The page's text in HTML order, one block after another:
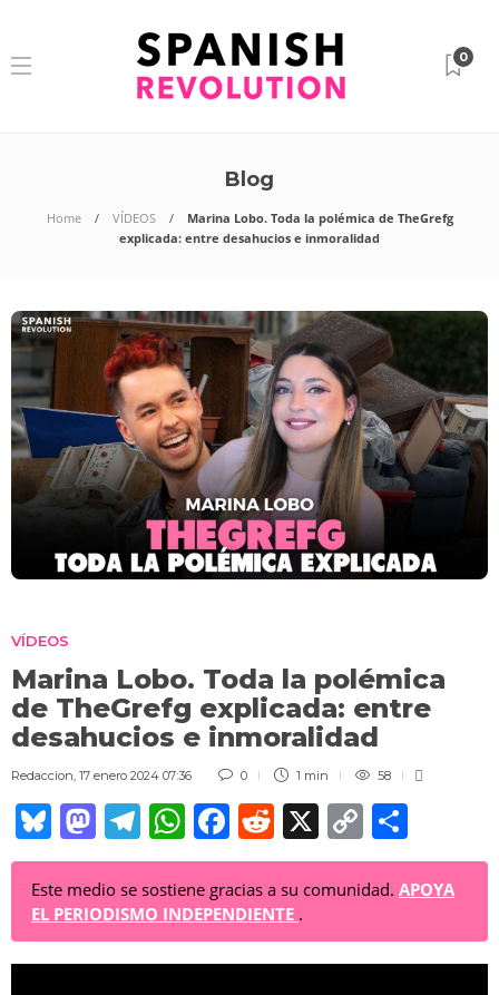
0
Blog
Home VÍDEOS
Marina Lobo. Toda la polémica de TheGrefg
explicada: entre desahucios e inmoralidad
VÍDEOS
Marina Lobo. Toda la polémica
de TheGrefg explicada: entre
desahucios e inmoralidad
Redaccion 17 enero 2024 07:36 0 1 min 58
Bl
u
e
sk
y
M
a
st
o
d
T
el
e
gr
a
W
h
at
s
A
F
a
c
e
b
R
e
d
di
t
X C
o
p
Li
o
m
ar
Este medio se sostiene gracias a su comunidad. APOYA
EL PERIODISMO INDEPENDIENTE .